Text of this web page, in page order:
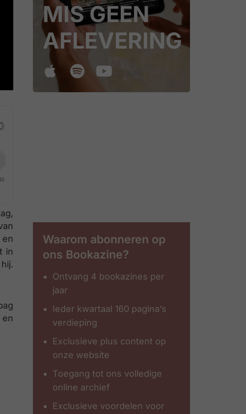
in
MIS GEEN
AFLEVERING
Waarom abonneren op
ons Bookazine?
Ontvang 4 bookazines per
jaar
Ieder kwartaal 160 pagina’s
verdieping
Exclusieve plus content op
onze website
Toegang tot ons volledige
online archief
Exclusieve voordelen voor